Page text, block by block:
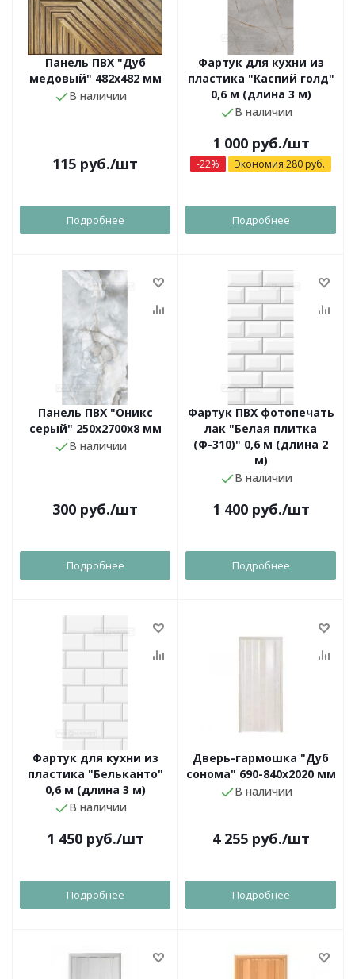
Панель ПВХ "Дуб
медовый" 482х482 мм
В наличии
115 руб./шт
Подробнее
Фартук для кухни из
пластика "Каспий голд"
0,6 м (длина 3 м)
В наличии
1 000руб./шт
-22% Экономия 280 руб.
Подробнее
Панель ПВХ "Оникс
серый" 250х2700х8 мм
В наличии
300 руб./шт
Подробнее
Фартук ПВХ фотопечать
лак "Белая плитка
(Ф-310)" 0,6 м (длина 2
м)
В наличии
1 400руб./шт
Подробнее
Фартук для кухни из
пластика "Бельканто"
0,6 м (длина 3 м)
В наличии
1 450руб./шт
Подробнее
Дверь-гармошка "Дуб
сонома" 690-840х2020 мм
В наличии
4 255руб./шт
Подробнее